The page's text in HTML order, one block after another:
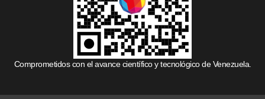
Comprometidos con el avance científico y tecnológico de Venezuela.